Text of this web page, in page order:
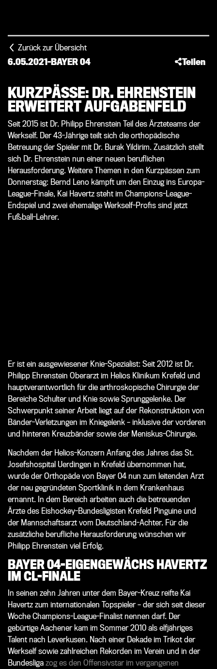
Zurück zur Übersicht
6.05.2021-BAYER 04 Teilen
KURZPÄSSE: DR. EHRENSTEIN
ERWEITERT AUFGABENFELD
Seit 2015 ist Dr. Philipp Ehrenstein Teil des Ärzteteams der
Werkself. Der 43-Jährige teilt sich die orthopädische
Betreuung der Spieler mit Dr. Burak Yildirim. Zusätzlich stellt
sich Dr. Ehrenstein nun einer neuen beruflichen
Herausforderung. Weitere Themen in den Kurzpässen zum
Donnerstag: Bernd Leno kämpft um den Einzug ins Europa-
League-Finale, Kai Havertz steht im Champions-League-
Endspiel und zwei ehemalige Werkself-Profis sind jetzt
Fußball-Lehrer.
Er ist ein ausgewiesener Knie-Spezialist: Seit 2012 ist Dr.
Philipp Ehrenstein Oberarzt im Helios Klinikum Krefeld und
hauptverantwortlich für die arthroskopische Chirurgie der
Bereiche Schulter und Knie sowie Sprunggelenke. Der
Schwerpunkt seiner Arbeit liegt auf der Rekonstruktion von
Bänder-Verletzungen im Kniegelenk – inklusive der vorderen
und hinteren Kreuzbänder sowie der Meniskus-Chirurgie.
Nachdem der Helios-Konzern Anfang des Jahres das St.
Josefshospital Uerdingen in Krefeld übernommen hat,
wurde der Orthopäde von Bayer 04 nun zum leitenden Arzt
der neu gegründeten Sportklinik in dem Krankenhaus
ernannt. In dem Bereich arbeiten auch die betreuenden
Ärzte des Eishockey-Bundesligisten Krefeld Pinguine und
der Mannschaftsarzt vom Deutschland-Achter. Für die
zusätzliche berufliche Herausforderung wünschen wir
Philipp Ehrenstein viel Erfolg.
BAYER 04-EIGENGEWÄCHS HAVERTZ
IM CL-FINALE
In seinen zehn Jahren unter dem Bayer-Kreuz reifte Kai
Havertz zum internationalen Topspieler – der sich seit dieser
Woche Champions-League-Finalist nennen darf. Der
gebürtige Aachener kam im Sommer 2010 als elfjähriges
Talent nach Leverkusen. Nach einer Dekade im Trikot der
Werkself sowie zahlreichen Rekorden im Verein und in der
Bundesliga zog es den Offensivstar im vergangenen